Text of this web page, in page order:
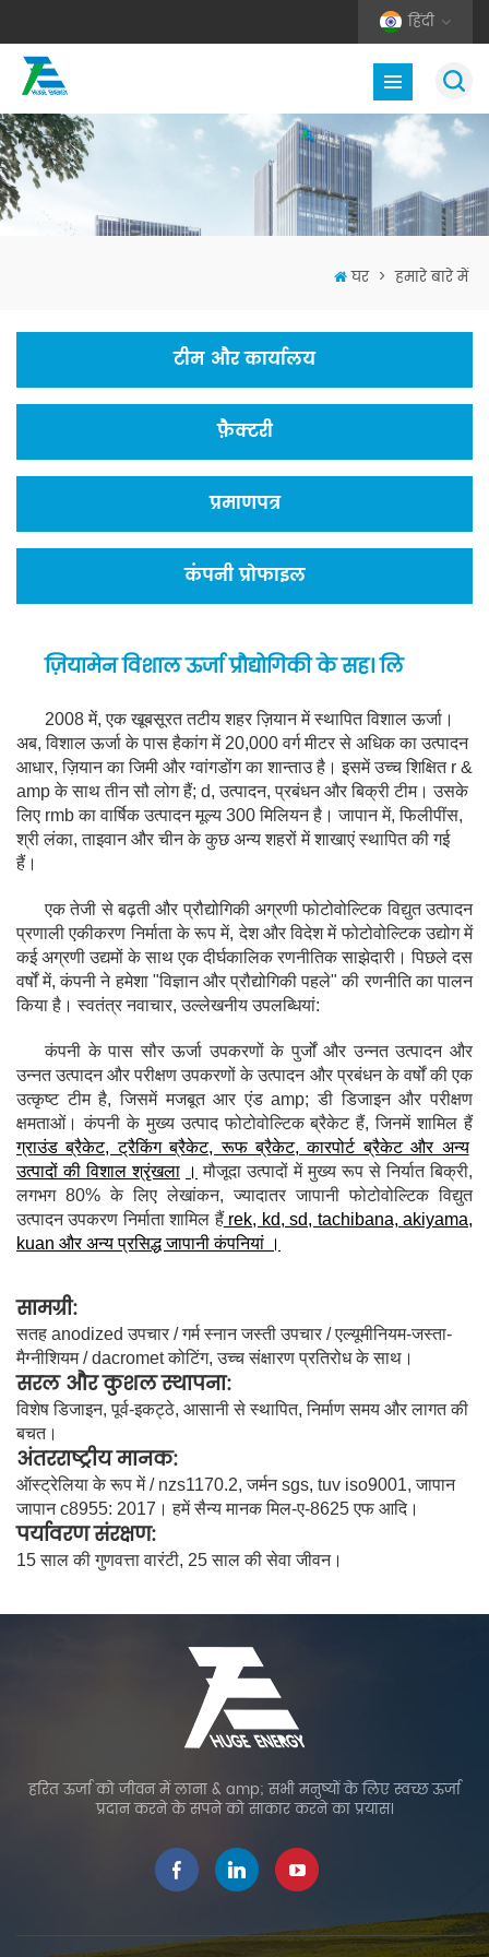
हिंदी
घर > हमारे बारे में
टीम और कार्यालय
फ़ैक्टरी
प्रमाणपत्र
कंपनी प्रोफाइल
ज़ियामेन विशाल ऊर्जा प्रौद्योगिकी के सह। लि
2008 में, एक खूबसूरत तटीय शहर ज़ियान में स्थापित विशाल ऊर्जा।
अब, विशाल ऊर्जा के पास हैकांग में 20,000 वर्ग मीटर से अधिक का उत्पादन
आधार, ज़ियान का जिमी और ग्वांगडोंग का शान्ताउ है। इसमें उच्च शिक्षित r &
amp के साथ तीन सौ लोग हैं; d, उत्पादन, प्रबंधन और बिक्री टीम। उसके
लिए rmb का वार्षिक उत्पादन मूल्य 300 मिलियन है। जापान में, फिलीपींस,
श्री लंका, ताइवान और चीन के कुछ अन्य शहरों में शाखाएं स्थापित की गई
हैं।
एक तेजी से बढ़ती और प्रौद्योगिकी अग्रणी फोटोवोल्टिक विद्युत उत्पादन
प्रणाली एकीकरण निर्माता के रूप में, देश और विदेश में फोटोवोल्टिक उद्योग में
कई अग्रणी उद्यमों के साथ एक दीर्घकालिक रणनीतिक साझेदारी। पिछले दस
वर्षों में, कंपनी ने हमेशा "विज्ञान और प्रौद्योगिकी पहले" की रणनीति का पालन
किया है। स्वतंत्र नवाचार, उल्लेखनीय उपलब्धियां:
कंपनी के पास सौर ऊर्जा उपकरणों के पुर्जों और उन्नत उत्पादन और
उन्नत उत्पादन और परीक्षण उपकरणों के उत्पादन और प्रबंधन के वर्षों की एक
उत्कृष्ट टीम है, जिसमें मजबूत आर एंड amp; डी डिजाइन और परीक्षण
क्षमताओं। कंपनी के मुख्य उत्पाद फोटोवोल्टिक ब्रैकेट हैं, जिनमें शामिल हैं
ग्राउंड ब्रैकेट, ट्रैकिंग ब्रैकेट, रूफ ब्रैकेट, कारपोर्ट ब्रैकेट और अन्य
उत्पादों की विशाल श्रृंखला
। मौजूदा उत्पादों में मुख्य रूप से निर्यात बिक्री,
लगभग 80% के लिए लेखांकन, ज्यादातर जापानी फोटोवोल्टिक विद्युत
उत्पादन उपकरण निर्माता शामिल हैंrek, kd, sd, tachibana, akiyama,
kuan और अन्य प्रसिद्ध जापानी कंपनियां ।
सामग्री:
सतह anodized उपचार / गर्म स्नान जस्ती उपचार / एल्यूमीनियम-जस्ता-
मैग्नीशियम / dacromet कोटिंग, उच्च संक्षारण प्रतिरोध के साथ।
सरल और कुशल स्थापना:
विशेष डिजाइन, पूर्व-इकट्ठे, आसानी से स्थापित, निर्माण समय और लागत की
बचत।
अंतरराष्ट्रीय मानक:
ऑस्ट्रेलिया के रूप में / nzs1170.2, जर्मन sgs, tuv iso9001, जापान
जापान c8955: 2017। हमें सैन्य मानक मिल-ए-8625 एफ आदि।
पर्यावरण संरक्षण:
15 साल की गुणवत्ता वारंटी, 25 साल की सेवा जीवन।
हरित ऊर्जा को जीवन में लाना & amp; सभी मनुष्यों के लिए स्वच्छ ऊर्जा
प्रदान करने के सपने को साकार करने का प्रयास।